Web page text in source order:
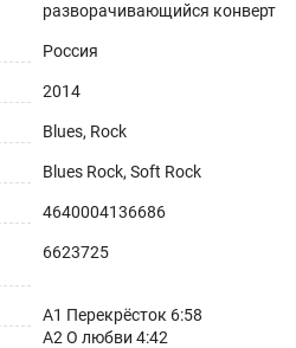
разворачивающийся конверт
Россия
2014
Blues, Rock
Blues Rock, Soft Rock
4640004136686
6623725
A1 Перекрёсток 6:58
A2 О любви 4:42